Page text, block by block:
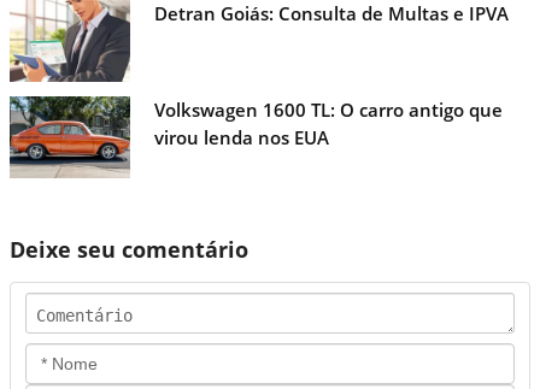
Detran Goiás: Consulta de Multas e IPVA
Volkswagen 1600 TL: O carro antigo que
virou lenda nos EUA
Deixe seu comentário